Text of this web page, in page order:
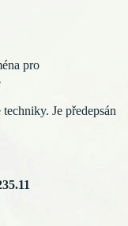
pro
Je předepsán